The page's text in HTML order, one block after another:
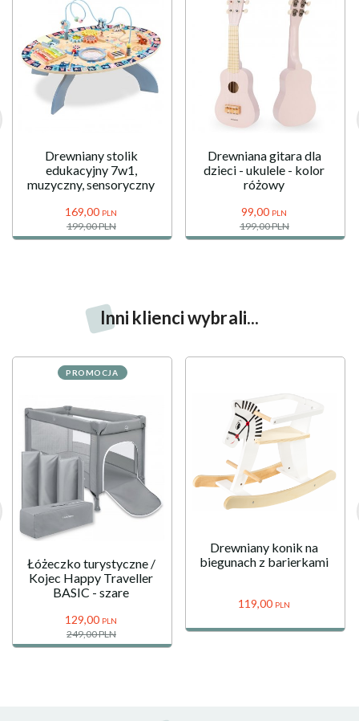
Drewniany stolik
edukacyjny 7w1,
muzyczny, sensoryczny
169,00 PLN
199,00 PLN
Drewniana gitara dla
dzieci - ukulele - kolor
różowy
99,00 PLN
199,00 PLN
Inni klienci wybrali...
PROMOCJA
Łóżeczko turystyczne /
Kojec Happy Traveller
BASIC - szare
129,00 PLN
249,00 PLN
Drewniany konik na
biegunach z barierkami
119,00 PLN